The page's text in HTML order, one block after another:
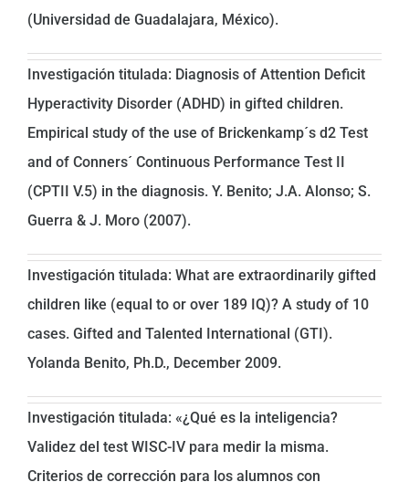
(Universidad de Guadalajara, México).
Investigación titulada: Diagnosis of Attention Deficit
Hyperactivity Disorder (ADHD) in gifted children.
Empirical study of the use of Brickenkamp´s d2 Test
and of Conners´ Continuous Performance Test II
(CPTII V.5) in the diagnosis. Y. Benito; J.A. Alonso; S.
Guerra & J. Moro (2007).
Investigación titulada: What are extraordinarily gifted
children like (equal to or over 189 IQ)? A study of 10
cases. Gifted and Talented International (GTI).
Yolanda Benito, Ph.D., December 2009.
Investigación titulada: «¿Qué es la inteligencia?
Validez del test WISC-IV para medir la misma.
Criterios de corrección para los alumnos con